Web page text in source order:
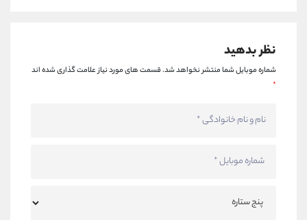
نظر بدهید
شماره موبایل شما منتشر نخواهد شد.قسمت های مورد نیاز علامت گذاری شده اند
*